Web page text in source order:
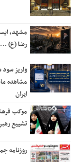
مشهد،
رضا (ع) …
واریز
مشاهده
ایران
موکب
تشییع
روزنامه جمله